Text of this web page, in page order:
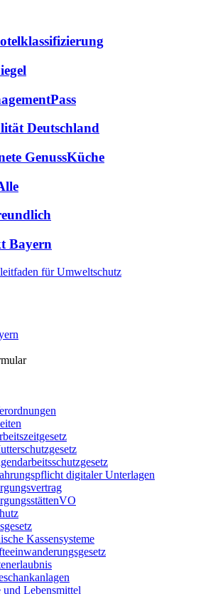
Deutschland
GenussKüche
Bayern
für Umweltschutz
digitaler Unterlagen
Kassensysteme
Lebensmittel